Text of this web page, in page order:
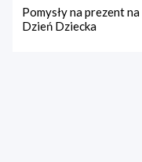
Pomysły na prezent na
Dzień Dziecka